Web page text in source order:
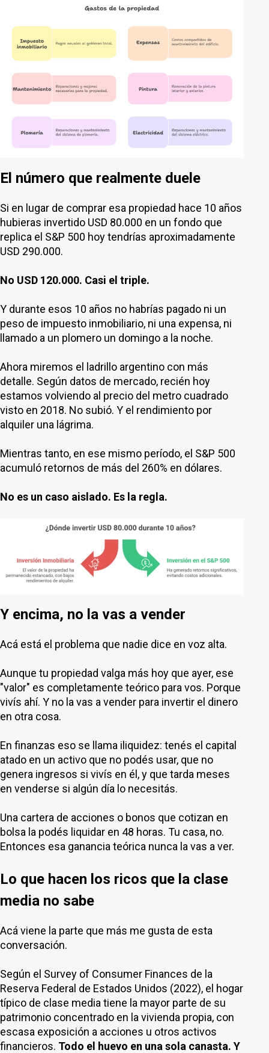
El número que realmente duele
Si en lugar de comprar esa propiedad hace 10 años
hubieras invertido USD 80.000 en un fondo que
replica el S&P 500 hoy tendrías aproximadamente
USD 290.000.
No USD 120.000. Casi el triple.
Y durante esos 10 años no habrías pagado ni un
peso de impuesto inmobiliario, ni una expensa, ni
llamado a un plomero un domingo a la noche.
Ahora miremos el ladrillo argentino con más
detalle. Según datos de mercado, recién hoy
estamos volviendo al precio del metro cuadrado
visto en 2018. No subió. Y el rendimiento por
alquiler una lágrima.
Mientras tanto, en ese mismo período, el S&P 500
acumuló retornos de más del 260% en dólares.
No es un caso aislado. Es la regla.
Y encima, no la vas a vender
Acá está el problema que nadie dice en voz alta.
Aunque tu propiedad valga más hoy que ayer, ese
"valor" es completamente teórico para vos. Porque
vivís ahí. Y no la vas a vender para invertir el dinero
en otra cosa.
En finanzas eso se llama iliquidez: tenés el capital
atado en un activo que no podés usar, que no
genera ingresos si vivís en él, y que tarda meses
en venderse si algún día lo necesitás.
Una cartera de acciones o bonos que cotizan en
bolsa la podés liquidar en 48 horas. Tu casa, no.
Entonces esa ganancia teórica nunca la vas a ver.
Lo que hacen los ricos que la clase
media no sabe
Acá viene la parte que más me gusta de esta
conversación.
Según el Survey of Consumer Finances de la
Reserva Federal de Estados Unidos (2022), el hogar
típico de clase media tiene la mayor parte de su
patrimonio concentrado en la vivienda propia, con
escasa exposición a acciones u otros activos
financieros. Todo el huevo en una sola canasta. Y